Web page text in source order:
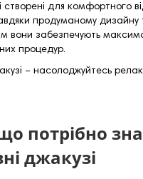
створені для комфортного
продуманому дизайну
вони забезпечують
процедур.
– насолоджуйтесь
потрібно
джакузі